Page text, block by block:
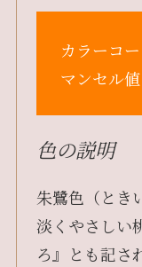
カラーコ
マンセル
色の説明
朱鷺色（とき
淡くやさしい
ろ』とも記さ